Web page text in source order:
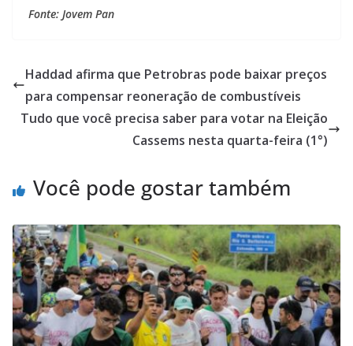
Fonte: Jovem Pan
Haddad afirma que Petrobras pode baixar preços
para compensar reoneração de combustíveis
Tudo que você precisa saber para votar na Eleição
Cassems nesta quarta-feira (1°)
Você pode gostar também